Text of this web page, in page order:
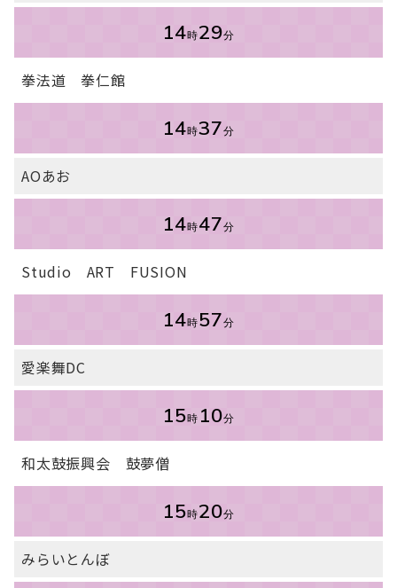
14時29分
拳法道 拳仁館
14時37分
AOあお
14時47分
Studio ART FUSION
14時57分
愛楽舞DC
15時 10分
和太鼓振興会 鼓夢僧
15時20分
みらいとんぼ